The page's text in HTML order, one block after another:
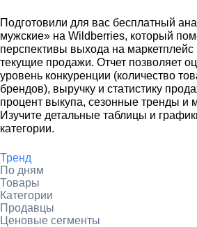
Подготовили для вас бесплатный
мужские» на Wildberries, который
перспективы выхода на маркетплейс
текущие продажи. Отчет позволяет
уровень конкуренции (количество
брендов), выручку и статистику
процент выкупа, сезонные тренды и
Изучите детальные таблицы и
категории.
Тренд
По дням
Товары
Категории
Продавцы
Ценовые сегменты